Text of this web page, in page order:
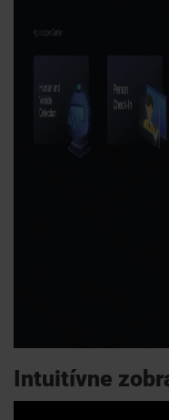
Intuitívne